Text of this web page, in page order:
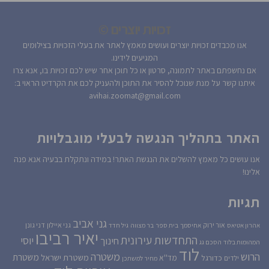
אנו מכבדים זכויות יוצרים ועושים מאמץ לאתר את בעלי הזכויות בצילומים
המגיעים לידינו.
אם נחשפתם באתר לתמונה, סרטון או כל תוכן אחר שיש לכם זכויות בו, אנא צרו
איתנו קשר על מנת שנוכל להסיר את התוכן ולהעניק לכם את הקרדיט הראוי ב:
avihai.zoomat@gmail.com
האתר בתהליך הנגשה לבעלי מוגבלויות
אנו עושים כל מאמץ להשלים את הנגשת האתר! במידה ונתקלת בבעיה אנא פנה
אלינו!
תגיות
אהרון אטיאס אור ירוק אחיסמך בית ספר בר מצווה גיל חדד גני אביב גני איילון דני גונן
המהומות בלוד הסכם גג התחדשות עירוניתחינוך יאיר רביבו יוסי
הרוש ילדים כדורגל לוד מד''א מחיר למשתכן משטרה משטרת ישראל משטרת